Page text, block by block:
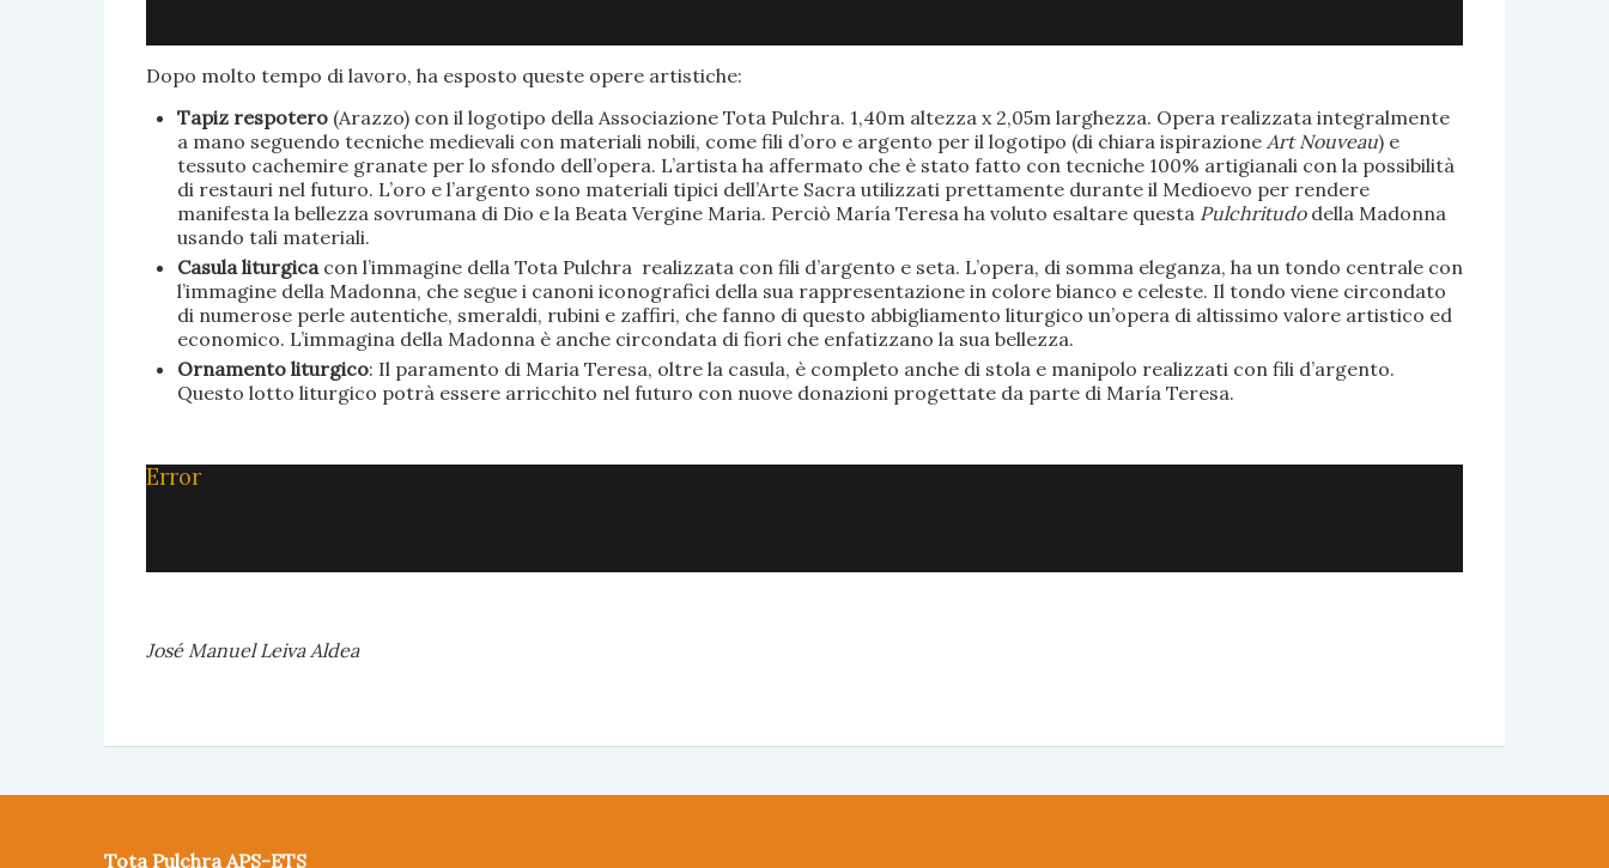
Dopo molto tempo di lavoro, ha esposto queste opere artistiche:
Tapiz respotero(Arazzo) con il logotipo della Associazione Tota Pulchra. 1,40m altezza x 2,05m larghezza. Opera realizzata integralmente
a mano seguendo tecniche medievali con materiali nobili, come fili d’oro e argento per il logotipo (di chiara ispirazione Art Nouveau) e
tessuto cachemire granate per lo sfondo dell’opera. L’artista ha affermato che è stato fatto con tecniche 100% artigianali con la possibilità
di restauri nel futuro. L’oro e l’argento sono materiali tipici dell’Arte Sacra utilizzati prettamente durante il Medioevo per rendere
manifesta la bellezza sovrumana di Dio e la Beata Vergine Maria. Perciò María Teresa ha voluto esaltare questa Pulchritudo della Madonna
usando tali materiali.
Casula liturgica con l’immagine della Tota Pulchra realizzata con fili d’argento e seta. L’opera, di somma eleganza, ha un tondo centrale con
l’immagine della Madonna, che segue i canoni iconografici della sua rappresentazione in colore bianco e celeste. Il tondo viene circondato
di numerose perle autentiche, smeraldi, rubini e zaffiri, che fanno di questo abbigliamento liturgico un’opera di altissimo valore artistico ed
economico. L’immagina della Madonna è anche circondata di fiori che enfatizzano la sua bellezza.
Ornamento liturgico: Il paramento di Maria Teresa, oltre la casula, è completo anche di stola e manipolo realizzati con fili d’argento.
Questo lotto liturgico potrà essere arricchito nel futuro con nuove donazioni progettate da parte di María Teresa.
Error
José Manuel Leiva Aldea
Tota Pulchra APS-ETS